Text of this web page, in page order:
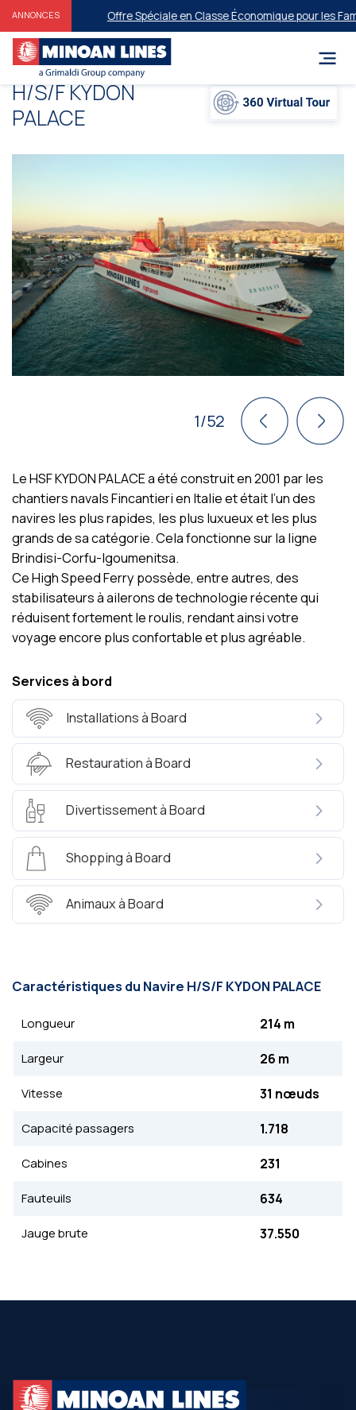
ANNONCES Offre Spéciale en Classe Économique pour les
Η/S/F KYDON
PALACΕ
1/52
Le HSF KYDON PALACE a été construit en 2001 par les
chantiers navals Fincantieri en Italie et était l’un des
navires les plus rapides, les plus luxueux et les plus
grands de sa catégorie. Cela fonctionne sur la ligne
Brindisi-Corfu-Igoumenitsa.
Ce High Speed Ferry possède, entre autres, des
stabilisateurs à ailerons de technologie récente qui
réduisent fortement le roulis, rendant ainsi votre
voyage encore plus confortable et plus agréable.
Services à bord
Installations à Board
Restauration à Board
Divertissement à Board
Shopping à Board
Animaux à Board
Caractéristiques du Navire Η/S/F KYDON PALACΕ
Longueur 214 m
Largeur 26 m
Vitesse 31 nœuds
Capacité passagers 1.718
Cabines 231
Fauteuils 634
Jauge brute 37.550